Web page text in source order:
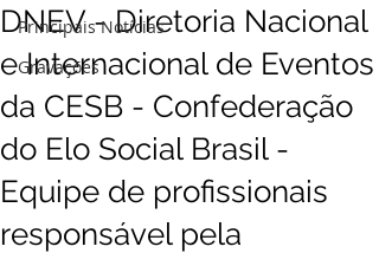
Principais Notícias
Gravações
DNEV - Diretoria Nacional
e Internacional de Eventos
da CESB - Confederação
do Elo Social Brasil -
Equipe de profissionais
responsável pela